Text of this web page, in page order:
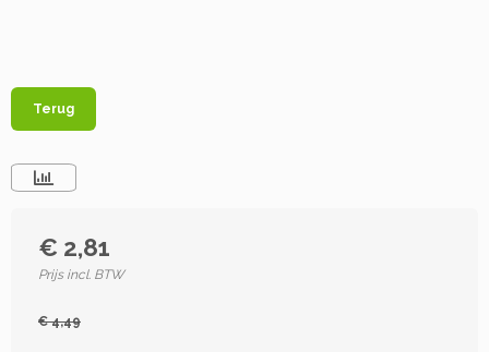
Terug
€ 2,81
Prijs incl. BTW
€ 4,49